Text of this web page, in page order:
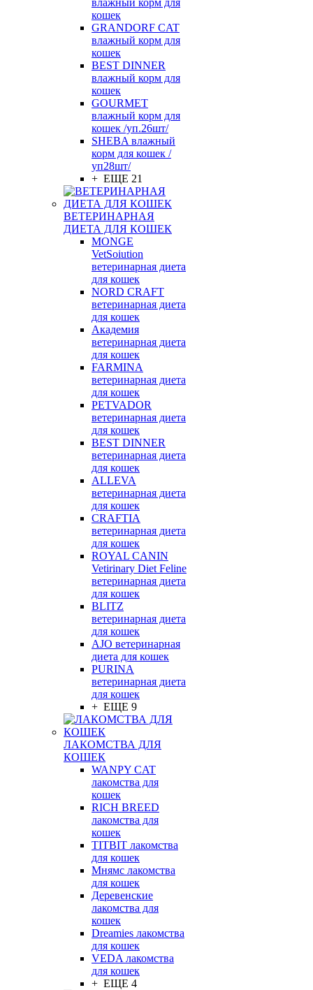
влажный корм для
кошек
GRANDORF CAT
влажный корм для
кошек
BEST DINNER
влажный корм для
кошек
GOURMET
влажный корм для
кошек /уп.26шт/
SHEBA влажный
корм для кошек /
уп28шт/
+ ЕЩЕ 21
ВЕТЕРИНАРНАЯ
ДИЕТА ДЛЯ КОШЕК
MONGE
VetSoiution
ветеринарная диета
для кошек
NORD CRAFT
ветеринарная диета
для кошек
Академия
ветеринарная диета
для кошек
FARMINA
ветеринарная диета
для кошек
PETVADOR
ветеринарная диета
для кошек
BEST DINNER
ветеринарная диета
для кошек
ALLEVA
ветеринарная диета
для кошек
CRAFTIA
ветеринарная диета
для кошек
ROYAL CANIN
Vetirinary Diet Feline
ветеринарная диета
для кошек
BLITZ
ветеринарная диета
для кошек
AJO ветеринарная
диета для кошек
PURINA
ветеринарная диета
для кошек
+ ЕЩЕ 9
ЛАКОМСТВА ДЛЯ
КОШЕК
WANPY CAT
лакомства для
кошек
RICH BREED
лакомства для
кошек
TITBIT лакомства
для кошек
Мнямс лакомства
для кошек
Деревенские
лакомства для
кошек
Dreamies лакомства
для кошек
VEDA лакомства
для кошек
+ ЕЩЕ 4